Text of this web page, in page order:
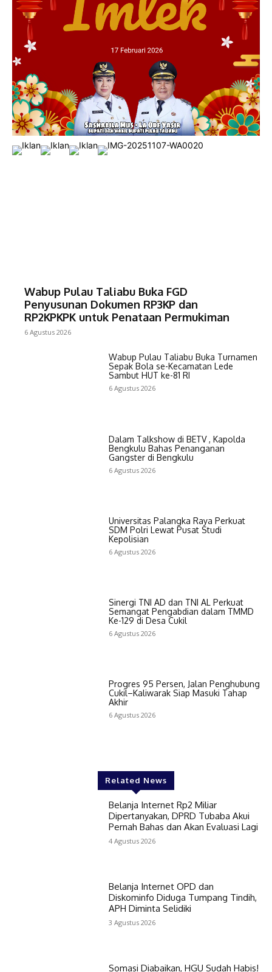
Wabup Pulau Taliabu Buka FGD
Penyusunan Dokumen RP3KP dan
RP2KPKPK untuk Penataan Permukiman
6 Agustus 2026
Wabup Pulau Taliabu Buka Turnamen
Sepak Bola se-Kecamatan Lede
Sambut HUT ke-81 RI
6 Agustus 2026
Dalam Talkshow di BETV , Kapolda
Bengkulu Bahas Penanganan
Gangster di Bengkulu
6 Agustus 2026
Universitas Palangka Raya Perkuat
SDM Polri Lewat Pusat Studi
Kepolisian
6 Agustus 2026
Sinergi TNI AD dan TNI AL Perkuat
Semangat Pengabdian dalam TMMD
Ke-129 di Desa Cukil
6 Agustus 2026
Progres 95 Persen, Jalan Penghubung
Cukil–Kaliwarak Siap Masuki Tahap
Akhir
6 Agustus 2026
Related News
Belanja Internet Rp2 Miliar
Dipertanyakan, DPRD Tubaba Akui
Pernah Bahas dan Akan Evaluasi Lagi
4 Agustus 2026
Belanja Internet OPD dan
Diskominfo Diduga Tumpang Tindih,
APH Diminta Selidiki
3 Agustus 2026
Somasi Diabaikan, HGU Sudah Habis!